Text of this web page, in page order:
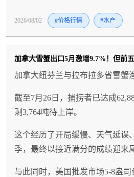
2026/08/02 #价格行情 #水产
加拿大纽芬兰与拉布拉多省雪蟹
截至7月26日，捕捞者已达成
剩3,764吨待上岸。
这个经历了开局缓慢、天气延误
季，最终以接近满分的成绩迎来
与此同时，美国批发市场5-8盎